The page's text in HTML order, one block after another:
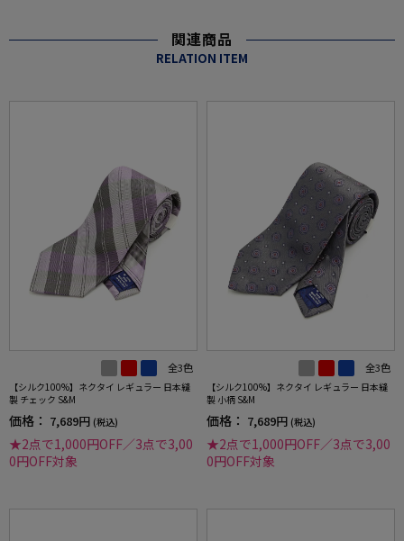
関連商品
RELATION ITEM
全3色
【シルク100%】ネクタイ レギュラー 日本縫
製 チェック S&M
価格： 7,689円 (税込)
★2点で1,000円OFF／3点で3,00
0円OFF対象
全3色
【シルク100%】ネクタイ レギュラー 日本縫
製 小柄 S&M
価格： 7,689円 (税込)
★2点で1,000円OFF／3点で3,00
0円OFF対象